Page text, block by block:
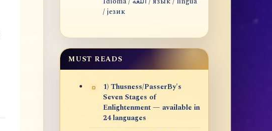
/ језик
MUST READS
1) Thusness/PasserBy's
Seven Stages of
Enlightenment — available in
24 languages